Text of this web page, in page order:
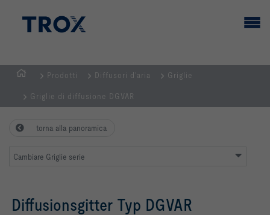
Prodotti Diffusori d'aria Griglie
Griglie di diffusione DGVAR
torna alla panoramica
Cambiare Griglie serie
Diffusionsgitter Typ DGVAR